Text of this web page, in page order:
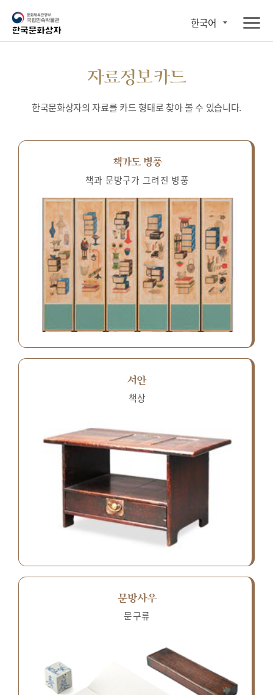
한국어
자료정보카드
한국문화상자의 자료를 카드 형태로 찾아 볼 수 있습니다.
책가도 병풍
책과 문방구가 그려진 병풍
서안
책상
문방사우
문구류